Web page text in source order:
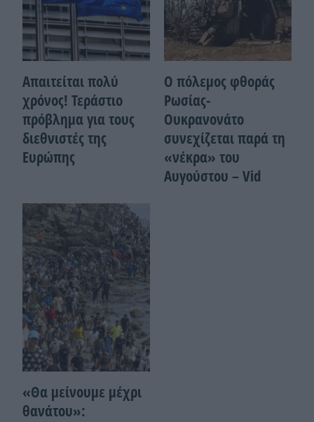
Απαιτείται πολύ
χρόνος! Τεράστιο
πρόβλημα για τους
διεθνιστές της
Ευρώπης
Ο πόλεμος φθοράς
Ρωσίας-
Ουκρανονάτο
συνεχίζεται παρά τη
«νέκρα» του
Αυγούστου – Vid
«Θα μείνουμε μέχρι
θανάτου»: